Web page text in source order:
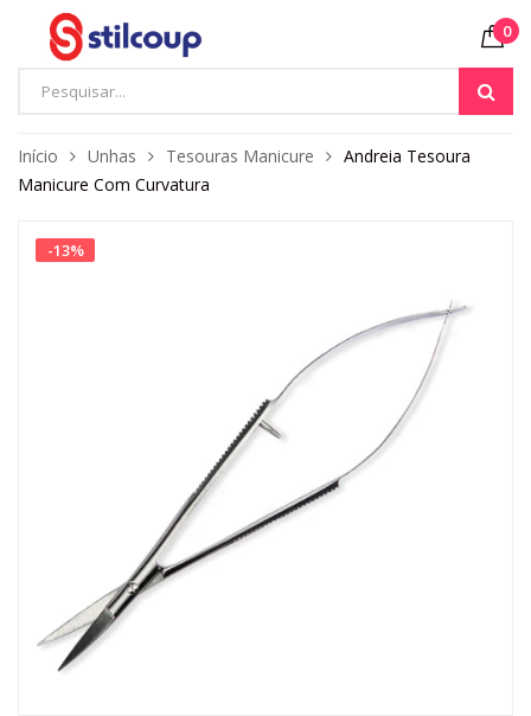
0
Início Unhas Tesouras Manicure
Andreia Tesoura
Manicure Com Curvatura
-13%